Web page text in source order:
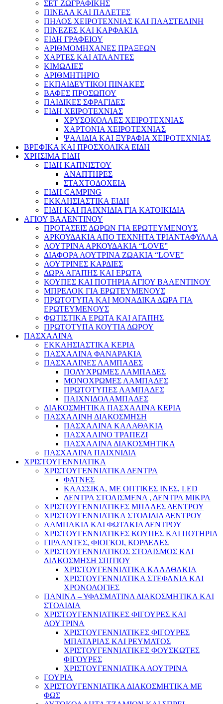
ΣΕΤ ΖΩΓΡΑΦΙΚΗΣ
ΠΙΝΕΛΑ ΚΑΙ ΠΑΛΕΤΕΣ
ΠΗΛΟΣ ΧΕΙΡΟΤΕΧΝΙΑΣ ΚΑΙ ΠΛΑΣΤΕΛΙΝΗ
ΠΙΝΕΖΕΣ ΚΑΙ ΚΑΡΦΑΚΙΑ
ΕΙΔΗ ΓΡΑΦΕΙΟΥ
ΑΡΙΘΜΟΜΗΧΑΝΕΣ ΠΡΑΞΕΩΝ
ΧΑΡΤΕΣ ΚΑΙ ΑΤΛΑΝΤΕΣ
ΚΙΜΩΛΙΕΣ
ΑΡΙΘΜΗΤΗΡΙΟ
ΕΚΠΑΙΔΕΥΤΙΚΟΙ ΠΙΝΑΚΕΣ
ΒΑΦΕΣ ΠΡΟΣΩΠΟΥ
ΠΑΙΔΙΚΕΣ ΣΦΡΑΓΙΔΕΣ
ΕΙΔΗ ΧΕΙΡΟΤΕΧΝΙΑΣ
ΧΡΥΣΟΚΟΛΛΕΣ ΧΕΙΡΟΤΕΧΝΙΑΣ
ΧΑΡΤΟΝΙΑ ΧΕΙΡΟΤΕΧΝΙΑΣ
ΨΑΛΙΔΙΑ ΚΑΙ ΞΥΡΑΦΙΑ ΧΕΙΡΟΤΕΧΝΙΑΣ
ΒΡΕΦΙΚΑ ΚΑΙ ΠΡΟΣΧΟΛΙΚΑ ΕΙΔΗ
ΧΡΗΣΙΜΑ ΕΙΔΗ
ΕΙΔΗ ΚΑΠΝΙΣΤΟΥ
ΑΝΑΠΤΗΡΕΣ
ΣΤΑΧΤΟΔΟΧΕΙΑ
ΕΙΔΗ CAMPING
ΕΚΚΛΗΣΙΑΣΤΙΚΑ ΕΙΔΗ
ΕΙΔΗ ΚΑΙ ΠΑΙΧΝΙΔΙΑ ΓΙΑ ΚΑΤΟΙΚΙΔΙΑ
ΑΓΙΟΥ ΒΑΛΕΝΤΙΝΟΥ
ΠΡΟΤΑΣΕΙΣ ΔΩΡΩΝ ΓΙΑ ΕΡΩΤΕΥΜΕΝΟΥΣ
ΑΡΚΟΥΔΑΚΙΑ ΑΠΟ ΤΕΧΝΗΤΑ ΤΡΙΑΝΤΑΦΥΛΛΑ
ΛΟΥΤΡΙΝΑ ΑΡΚΟΥΔΑΚΙΑ “LOVE”
ΔΙΑΦΟΡΑ ΛΟΥΤΡΙΝΑ ΖΩΑΚΙΑ “LOVE”
ΛΟΥΤΡΙΝΕΣ ΚΑΡΔΙΕΣ
ΔΩΡΑ ΑΓΑΠΗΣ ΚΑΙ ΕΡΩΤΑ
ΚΟΥΠΕΣ ΚΑΙ ΠΟΤΗΡΙΑ ΑΓΙΟΥ ΒΑΛΕΝΤΙΝΟΥ
ΜΠΡΕΛΟΚ ΓΙΑ ΕΡΩΤΕΥΜΕΝΟΥΣ
ΠΡΩΤΟΤΥΠΑ ΚΑΙ ΜΟΝΑΔΙΚΑ ΔΩΡΑ ΓΙΑ
ΕΡΩΤΕΥΜΕΝΟΥΣ
ΦΩΤΙΣΤΙΚΑ ΕΡΩΤΑ ΚΑΙ ΑΓΑΠΗΣ
ΠΡΩΤΟΤΥΠΑ ΚΟΥΤΙΑ ΔΩΡΟΥ
ΠΑΣΧΑΛΙΝΑ
ΕΚΚΛΗΣΙΑΣΤΙΚΑ ΚΕΡΙΑ
ΠΑΣΧΑΛΙΝΑ ΦΑΝΑΡΑΚΙΑ
ΠΑΣΧΑΛΙΝΕΣ ΛΑΜΠΑΔΕΣ
ΠΟΛΥΧΡΩΜΕΣ ΛΑΜΠΑΔΕΣ
ΜΟΝΟΧΡΩΜΕΣ ΛΑΜΠΑΔΕΣ
ΠΡΩΤΟΤΥΠΕΣ ΛΑΜΠΑΔΕΣ
ΠΑΙΧΝΙΔΟΛΑΜΠΑΔΕΣ
ΔΙΑΚΟΣΜΗΤΙΚΑ ΠΑΣΧΑΛΙΝΑ ΚΕΡΙΑ
ΠΑΣΧΑΛΙΝΗ ΔΙΑΚΟΣΜΗΣΗ
ΠΑΣΧΑΛΙΝΑ ΚΑΛΑΘΑΚΙΑ
ΠΑΣΧΑΛΙΝΟ ΤΡΑΠΕΖΙ
ΠΑΣΧΑΛΙΝΑ ΔΙΑΚΟΣΜΗΤΙΚΑ
ΠΑΣΧΑΛΙΝΑ ΠΑΙΧΝΙΔΙΑ
ΧΡΙΣΤΟΥΓΕΝΝΙΑΤΙΚΑ
ΧΡΙΣΤΟΥΓΕΝΝΙΑΤΙΚΑ ΔΕΝΤΡΑ
ΦΑΤΝΕΣ
ΚΛΑΣΣΙΚΑ, ΜΕ ΟΠΤΙΚΕΣ ΙΝΕΣ, LED
ΔΕΝΤΡΑ ΣΤΟΛΙΣΜΕΝΑ , ΔΕΝΤΡΑ ΜΙΚΡΑ
ΧΡΙΣΤΟΥΓΕΝΝΙΑΤΙΚΕΣ ΜΠΑΛΕΣ ΔΕΝΤΡΟΥ
ΧΡΙΣΤΟΥΓΕΝΝΙΑΤΙΚΑ ΣΤΟΛΙΔΙΑ ΔΕΝΤΡΟΥ
ΛΑΜΠΑΚΙΑ ΚΑΙ ΦΩΤΑΚΙΑ ΔΕΝΤΡΟΥ
ΧΡΙΣΤΟΥΓΕΝΝΙΑΤΙΚΕΣ ΚΟΥΠΕΣ ΚΑΙ ΠΟΤΗΡΙΑ
ΓΙΡΛΑΝΤΕΣ, ΦΙΟΓΚΟΙ, ΚΟΡΔΕΛΕΣ
ΧΡΙΣΤΟΥΓΕΝΝΙΑΤΙΚΟΣ ΣΤΟΛΙΣΜΟΣ ΚΑΙ
ΔΙΑΚΟΣΜΗΣΗ ΣΠΙΤΙΟΥ
ΧΡΙΣΤΟΥΓΕΝΝΙΑΤΙΚΑ ΚΑΛΑΘΑΚΙΑ
ΧΡΙΣΤΟΥΓΕΝΝΙΑΤΙΚΑ ΣΤΕΦΑΝΙΑ ΚΑΙ
ΧΡΟΝΟΛΟΓΙΕΣ
ΠΑΝΙΝΑ – ΥΦΑΣΜΑΤΙΝΑ ΔΙΑΚΟΣΜΗΤΙΚΑ ΚΑΙ
ΣΤΟΛΙΔΙΑ
ΧΡΙΣΤΟΥΓΕΝΝΙΑΤΙΚΕΣ ΦΙΓΟΥΡΕΣ ΚΑΙ
ΛΟΥΤΡΙΝΑ
ΧΡΙΣΤΟΥΓΕΝΝΙΑΤΙΚΕΣ ΦΙΓΟΥΡΕΣ
ΜΠΑΤΑΡΙΑΣ ΚΑΙ ΡΕΥΜΑΤΟΣ
ΧΡΙΣΤΟΥΓΕΝΝΙΑΤΙΚΕΣ ΦΟΥΣΚΩΤΕΣ
ΦΙΓΟΥΡΕΣ
ΧΡΙΣΤΟΥΓΕΝΝΙΑΤΙΚΑ ΛΟΥΤΡΙΝΑ
ΓΟΥΡΙΑ
ΧΡΙΣΤΟΥΓΕΝΝΙΑΤΙΚΑ ΔΙΑΚΟΣΜΗΤΙΚΑ ΜΕ
ΦΩΣ